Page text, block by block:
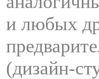
и любых
(дизайн-